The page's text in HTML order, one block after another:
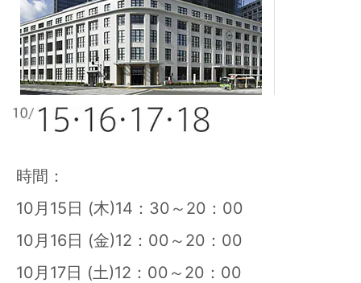
時間：
10月15日 (木)14：30～20：00
10月16日 (金)12：00～20：00
10月17日 (土)12：00～20：00